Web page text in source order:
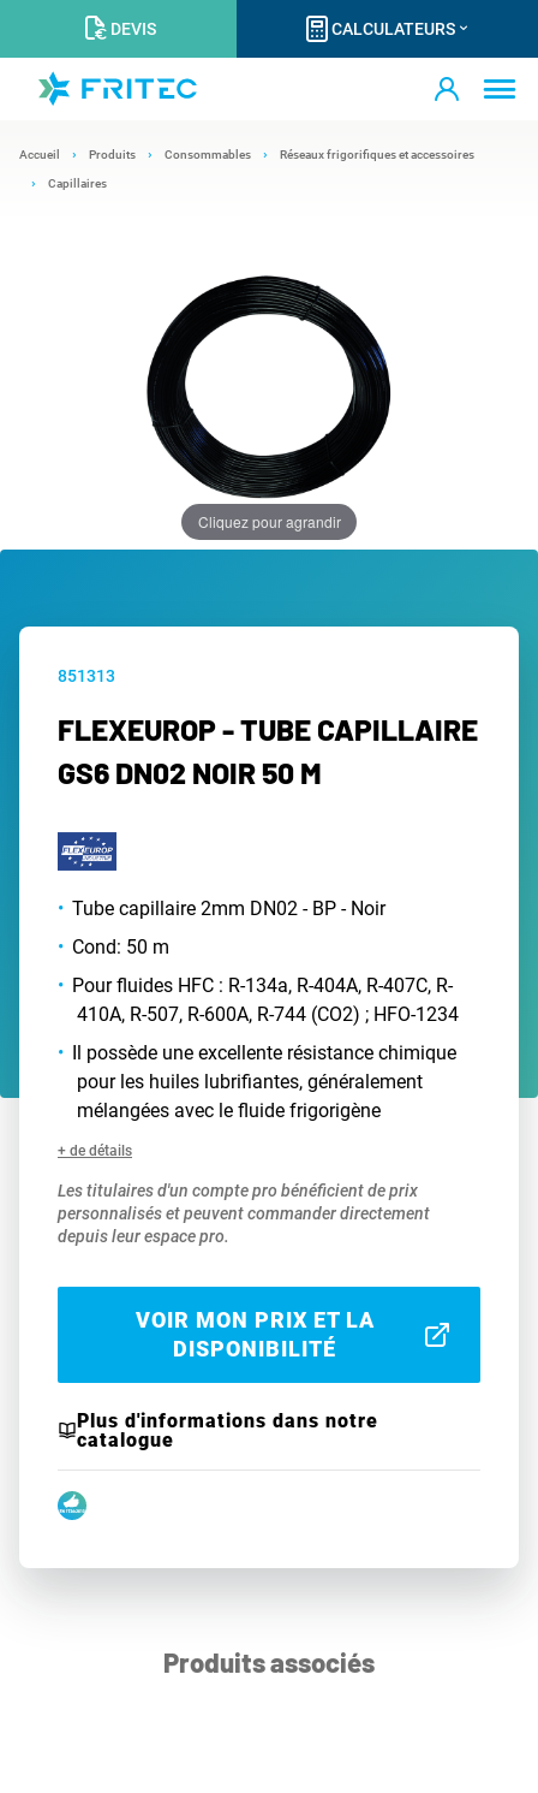
DEVIS CALCULATEURS
Accueil Produits Consommables Réseaux frigorifiques et accessoires
Capillaires
Cliquez pour agrandir
851313
FLEXEUROP - TUBE CAPILLAIRE
GS6 DN02 NOIR 50 M
Tube capillaire 2mm DN02 - BP - Noir
Cond: 50 m
Pour fluides HFC : R-134a, R-404A, R-407C, R-
410A, R-507, R-600A, R-744 (CO2) ; HFO-1234
Il possède une excellente résistance chimique
pour les huiles lubrifiantes, généralement
mélangées avec le fluide frigorigène
+ de détails
Les titulaires d'un compte pro bénéficient de prix
personnalisés et peuvent commander directement
depuis leur espace pro.
VOIR MON PRIX ET LA
DISPONIBILITÉ
Plus d'informations dans notre
catalogue
Produits associés